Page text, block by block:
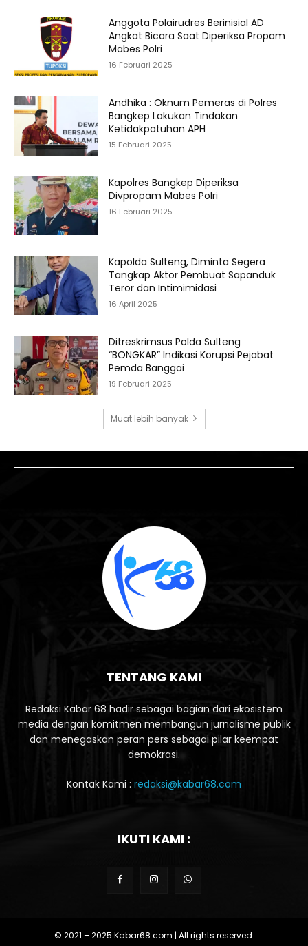
Anggota Polairudres Berinisial AD
Angkat Bicara Saat Diperiksa Propam
Mabes Polri
16 Februari 2025
Andhika : Oknum Pemeras di Polres
Bangkep Lakukan Tindakan
Ketidakpatuhan APH
15 Februari 2025
Kapolres Bangkep Diperiksa
Divpropam Mabes Polri
16 Februari 2025
Kapolda Sulteng, Diminta Segera
Tangkap Aktor Pembuat Sapanduk
Teror dan Intimimidasi
16 April 2025
Ditreskrimsus Polda Sulteng
“BONGKAR” Indikasi Korupsi Pejabat
Pemda Banggai
19 Februari 2025
Muat lebih banyak
TENTANG KAMI
Redaksi Kabar 68 hadir sebagai bagian dari ekosistem
media dengan komitmen membangun jurnalisme publik
dan menegaskan peran pers sebagai pilar keempat
demokrasi.
Kontak Kami : redaksi@kabar68.com
IKUTI KAMI :
© 2021 – 2025 Kabar68.com | All rights reserved.